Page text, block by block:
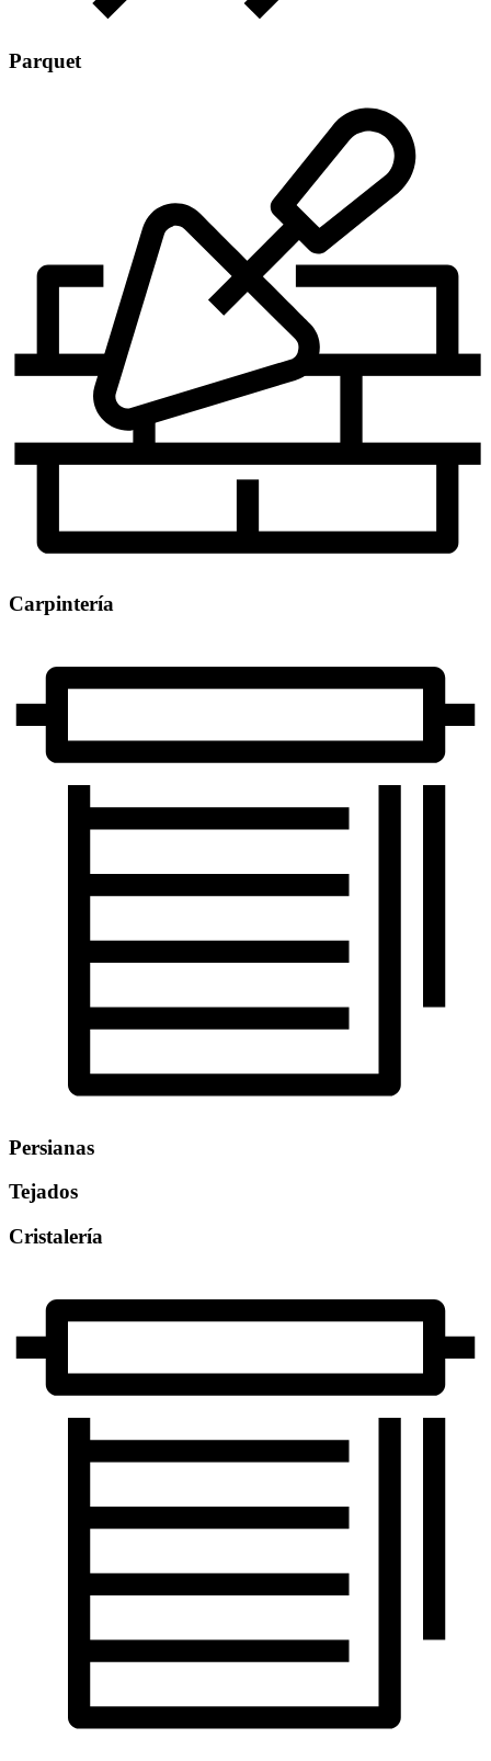
Parquet
Carpintería
Persianas
Tejados
Cristalería